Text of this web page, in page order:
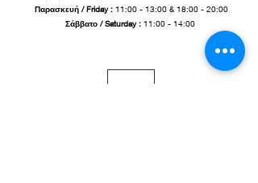
Παρασκευή / Friday: 11:00 - 13:00 & 18:00 - 20:00
Σάββατο / Saturday :11:00 - 14:00